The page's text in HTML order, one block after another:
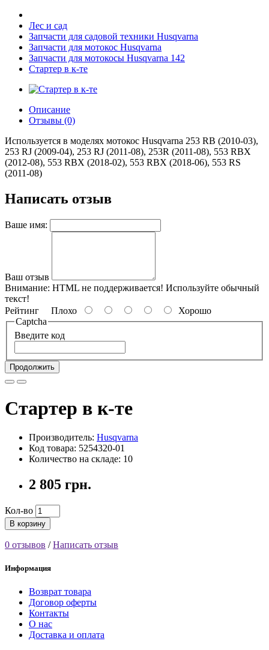
Лес и сад
Запчасти для садовой техники Husqvarna
Запчасти для мотокос Husqvarna
Запчасти для мотокосы Husqvarna 142
Стартер в к-те
Описание
Отзывы (0)
Используется в моделях мотокос Husqvarna 253 RB (2010-03),
253 RJ (2009-04), 253 RJ (2011-08), 253R (2011-08), 553 RBX
(2012-08), 553 RBX (2018-02), 553 RBX (2018-06), 553 RS
(2011-08)
Написать отзыв
Ваше имя:
Ваш отзыв
Внимание: HTML не поддерживается! Используйте обычный
текст!
Рейтинг Плохо
Хорошо
Captcha
Введите код
Продолжить
Стартер в к-те
Производитель: Husqvarna
Код товара: 5254320-01
Количество на складе: 10
2 805 грн.
Кол-во
В корзину
0 отзывов /Написать отзыв
Информация
Возврат товара
Договор оферты
Контакты
О нас
Доставка и оплата